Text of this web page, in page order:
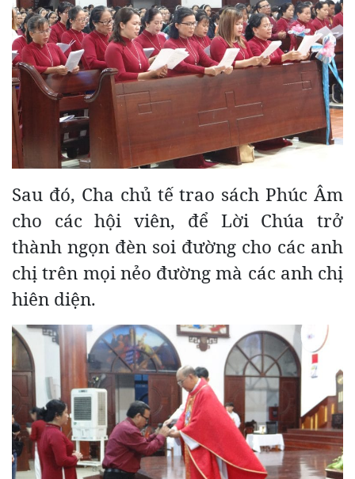
Sau đó, Cha chủ tế trao sách Phúc Âm
cho các hội viên, để Lời Chúa trở
thành ngọn đèn soi đường cho các anh
chị trên mọi nẻo đường mà các anh chị
hiên diện.